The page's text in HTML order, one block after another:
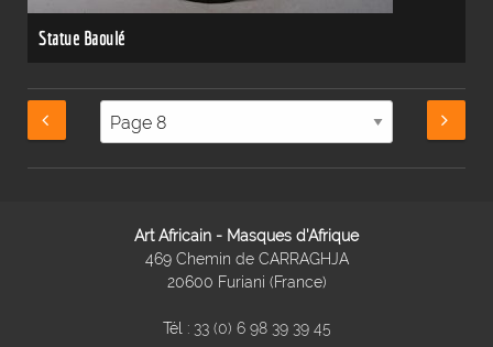
Statue Baoulé
Art Africain - Masques d'Afrique
469 Chemin de CARRAGHJA
20600 Furiani (France)
Tél : 33 (0) 6 98 39 39 45